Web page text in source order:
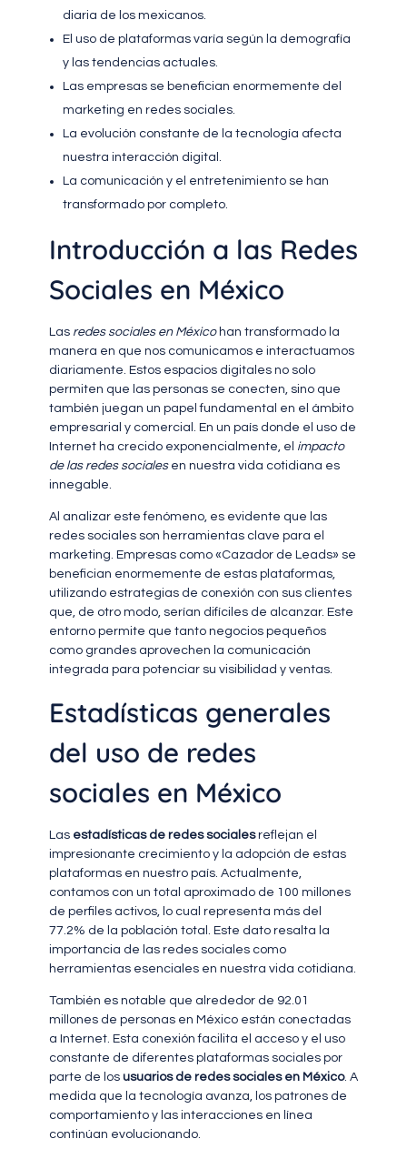
diaria de los mexicanos.
El uso de plataformas varía según la demografía
y las tendencias actuales.
Las empresas se benefician enormemente del
marketing en redes sociales.
La evolución constante de la tecnología afecta
nuestra interacción digital.
La comunicación y el entretenimiento se han
transformado por completo.
Introducción a las Redes
Sociales en México
Las redes sociales en Méxicohan transformado la
manera en que nos comunicamos e interactuamos
diariamente. Estos espacios digitales no solo
permiten que las personas se conecten, sino que
también juegan un papel fundamental en el ámbito
empresarial y comercial. En un país donde el uso de
Internet ha crecido exponencialmente, el impacto
de las redes socialesen nuestra vida cotidiana es
innegable.
Al analizar este fenómeno, es evidente que las
redes sociales son herramientas clave para el
marketing. Empresas como «Cazador de Leads» se
benefician enormemente de estas plataformas,
utilizando estrategias de conexión con sus clientes
que, de otro modo, serían difíciles de alcanzar. Este
entorno permite que tanto negocios pequeños
como grandes aprovechen la comunicación
integrada para potenciar su visibilidad y ventas.
Estadísticas generales
del uso de redes
sociales en México
Las estadísticas de redes socialesreflejan el
impresionante crecimiento y la adopción de estas
plataformas en nuestro país. Actualmente,
contamos con un total aproximado de 100 millones
de perfiles activos, lo cual representa más del
77.2% de la población total. Este dato resalta la
importancia de las redes sociales como
herramientas esenciales en nuestra vida cotidiana.
También es notable que alrededor de 92.01
millones de personas en México están conectadas
a Internet. Esta conexión facilita el acceso y el uso
constante de diferentes plataformas sociales por
parte de los usuarios de redes sociales en México. A
medida que la tecnología avanza, los patrones de
comportamiento y las interacciones en línea
continúan evolucionando.